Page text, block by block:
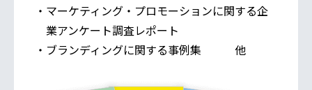
・マーケティング・プロモーションに関する企
業アンケート調査レポート
・ブランディングに関する事例集 他